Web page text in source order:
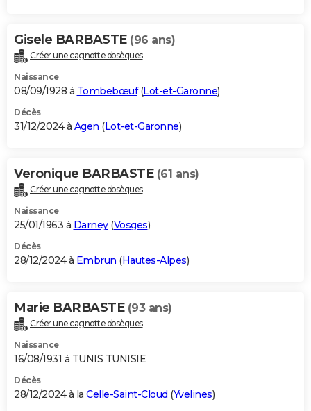
Gisele BARBASTE (96 ans)
Créer une cagnotte obsèques
Naissance
08/09/1928 à Tombebœuf(Lot-et-Garonne)
Décès
31/12/2024 à Agen (Lot-et-Garonne)
Veronique BARBASTE (61 ans)
Créer une cagnotte obsèques
Naissance
25/01/1963 à Darney(Vosges)
Décès
28/12/2024 à Embrun (Hautes-Alpes)
Marie BARBASTE (93 ans)
Créer une cagnotte obsèques
Naissance
16/08/1931 à TUNIS TUNISIE
Décès
28/12/2024 à la Celle-Saint-Cloud (Yvelines)